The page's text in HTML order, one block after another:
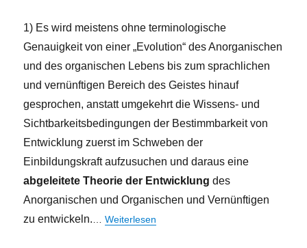
1) Es wird meistens ohne terminologische
Genauigkeit von einer „Evolution“ des Anorganischen
und des organischen Lebens bis zum sprachlichen
und vernünftigen Bereich des Geistes hinauf
gesprochen, anstatt umgekehrt die Wissens- und
Sichtbarkeitsbedingungen der Bestimmbarkeit von
Entwicklung zuerst im Schweben der
Einbildungskraft aufzusuchen und daraus eine
abgeleitete Theorie der Entwicklungdes
Anorganischen und Organischen und Vernünftigen
zu entwickeln. …Weiterlesen